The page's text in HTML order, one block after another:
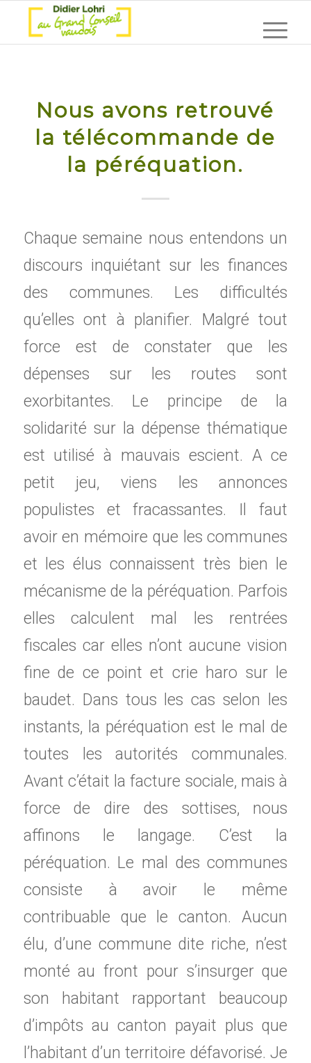
Nous avons retrouvé
la télécommande de
la péréquation.
Chaque semaine nous entendons un
discours inquiétant sur les finances
des communes. Les difficultés
qu’elles ont à planifier. Malgré tout
force est de constater que les
dépenses sur les routes sont
exorbitantes. Le principe de la
solidarité sur la dépense thématique
est utilisé à mauvais escient. A ce
petit jeu, viens les annonces
populistes et fracassantes. Il faut
avoir en mémoire que les communes
et les élus connaissent très bien le
mécanisme de la péréquation. Parfois
elles calculent mal les rentrées
fiscales car elles n’ont aucune vision
fine de ce point et crie haro sur le
baudet. Dans tous les cas selon les
instants, la péréquation est le mal de
toutes les autorités communales.
Avant c’était la facture sociale, mais à
force de dire des sottises, nous
affinons le langage. C’est la
péréquation. Le mal des communes
consiste à avoir le même
contribuable que le canton. Aucun
élu, d’une commune dite riche, n’est
monté au front pour s’insurger que
son habitant rapportant beaucoup
d’impôts au canton payait plus que
l’habitant d’un territoire défavorisé. Je